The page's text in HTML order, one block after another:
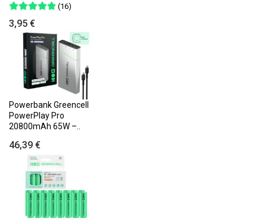
(16)
3,95 €
Powerbank Greencell
PowerPlay Pro
20800mAh 65W –..
46,39 €